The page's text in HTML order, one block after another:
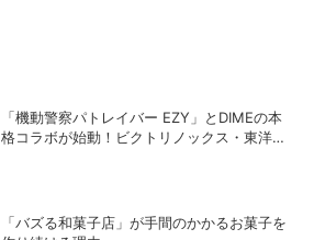
「機動警察パトレイバー EZY」とDIMEの本
格コラボが始動！ビクトリノックス・東洋ス
「バズる和菓子店」が手間のかかるお菓子を